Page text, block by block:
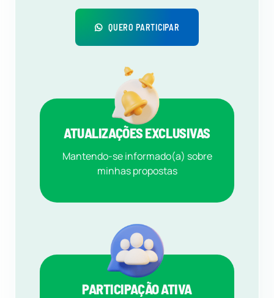
QUERO PARTICIPAR
ATUALIZAÇÕES EXCLUSIVAS
Mantendo-se informado(a) sobre
minhas propostas
PARTICIPAÇÃO ATIVA